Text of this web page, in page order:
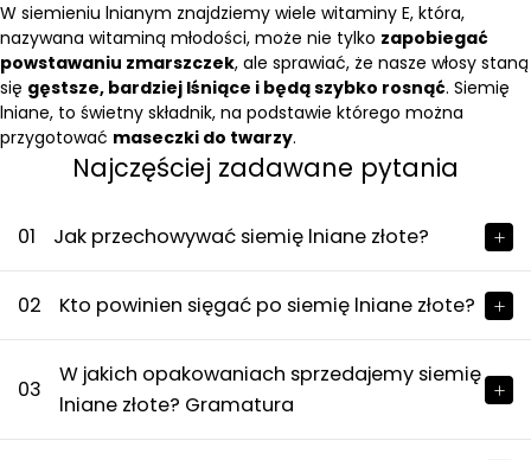
W siemieniu lnianym znajdziemy wiele witaminy E, która,
nazywana witaminą młodości, może nie tylko zapobiegać
powstawaniu zmarszczek, ale sprawiać, że nasze włosy staną
się gęstsze, bardziej lśniące i będą szybko rosnąć. Siemię
lniane, to świetny składnik, na podstawie którego można
przygotować maseczki do twarzy.
Najczęściej zadawane pytania
01 Jak przechowywać siemię lniane złote?
02 Kto powinien sięgać po siemię lniane złote?
03
W jakich opakowaniach sprzedajemy siemię
lniane złote? Gramatura